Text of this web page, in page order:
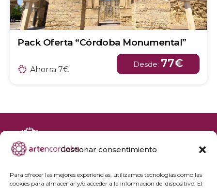
Gestionar consentimiento
Para ofrecer las mejores experiencias, utilizamos tecnologías como las
cookies para almacenar y/o acceder a la información del dispositivo. El
Pack Oferta “Córdoba Monumental”
Ahorra 7€
Desde: 77€